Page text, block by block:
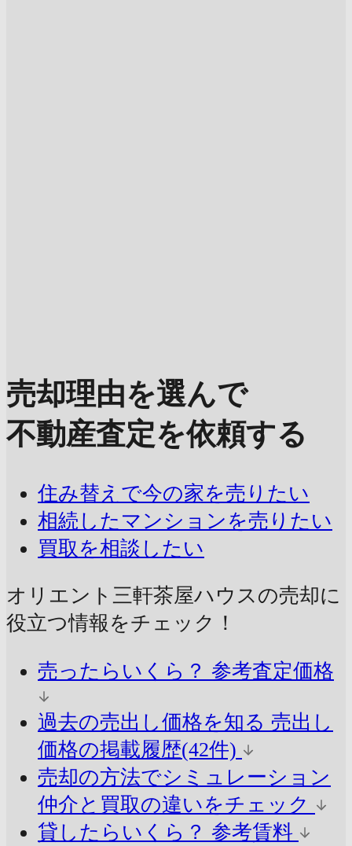
売却理由を選んで
不動産査定を依頼する
住み替えで今の家を売りたい
相続したマンションを売りたい
買取を相談したい
オリエント三軒茶屋ハウスの売却に
役立つ情報をチェック！
売ったらいくら？ 参考査定価格
過去の売出し価格を知る 売出し
価格の掲載履歴(42件)
売却の方法でシミュレーション
仲介と買取の違いをチェック
貸したらいくら？ 参考賃料